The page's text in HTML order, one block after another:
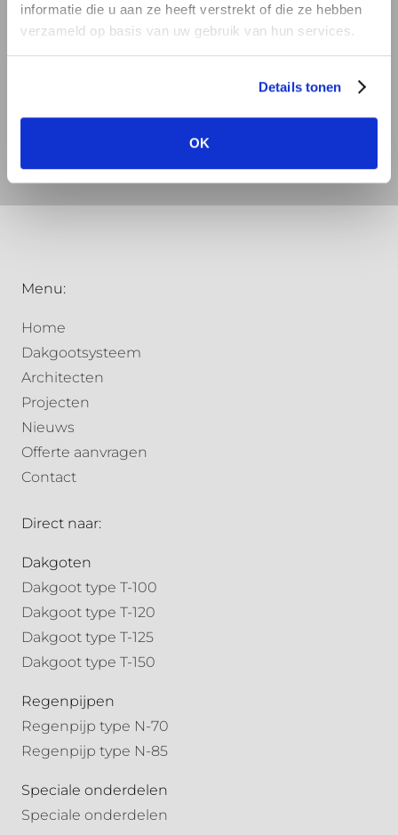
informatie die u aan ze heeft verstrekt of die ze hebben
verzameld op basis van uw gebruik van hun services.
Details tonen
OK
Offerte aanvragen
Menu:
Home
Dakgootsysteem
Architecten
Projecten
Nieuws
Offerte aanvragen
Contact
Direct naar:
Dakgoten
Dakgoot type T-100
Dakgoot type T-120
Dakgoot type T-125
Dakgoot type T-150
Regenpijpen
Regenpijp type N-70
Regenpijp type N-85
Speciale onderdelen
Speciale onderdelen